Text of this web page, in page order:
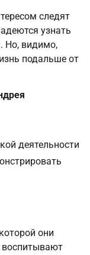
следят
узнать
Но, видимо,
подальше от
деятельности
они
воспитывают